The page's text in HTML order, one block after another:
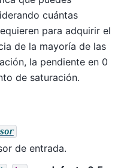
cuántas
para adquirir el
de la mayoría de las
la pendiente en 0
de saturación.
de entrada.